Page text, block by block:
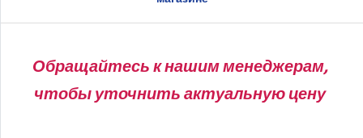
Обращайтесь к нашим менеджерам,
чтобы уточнить актуальную цену